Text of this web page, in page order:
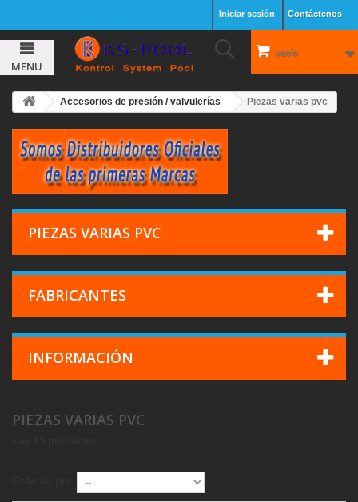
Contáctenos
Iniciar sesión
vacío
MENU
Accesorios de presión / valvulerías Piezas varias pvc
PIEZAS VARIAS PVC
FABRICANTES
INFORMACIÓN
PIEZAS VARIAS PVC